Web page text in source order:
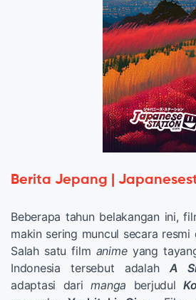
Berita Jepang |
Beberapa tahun belakangan ini,
makin sering muncul secara
Salah satu film animeyang
Indonesia tersebut adalah A
adaptasi darimanga berjudul